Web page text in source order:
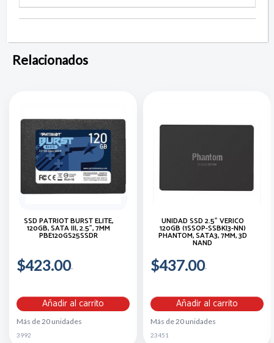
Relacionados
SSD PATRIOT BURST ELITE,
120GB, SATA III, 2.5", 7MM
PBE120GS25SSDR
$423.00
Añadir al carrito
Más de 20 unidades
3992
UNIDAD SSD 2.5" VERICO
120GB (1SSOP-SSBKI3-NN)
PHANTOM, SATA3, 7MM, 3D
NAND
$437.00
Añadir al carrito
Más de 20 unidades
23451